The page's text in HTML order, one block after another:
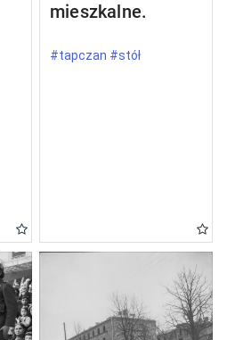
mieszkalne.
#tapczan #stół